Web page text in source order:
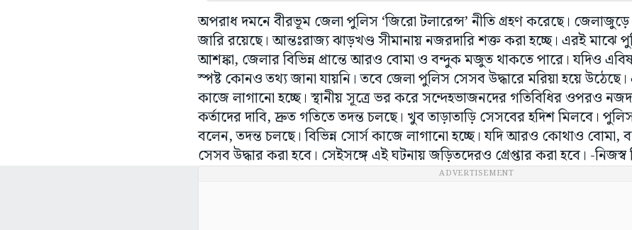
অপরাধ দমনে বীরভূম জেলা পুলিস ‘জিরো টলারেন্স’ নীতি গ্রহণ করেছে। জেলাজুড়ে
জারি রয়েছে। আন্তঃরাজ্য ঝাড়খণ্ড সীমানায় নজরদারি শক্ত করা হচ্ছে। এরই মাঝে
আশঙ্কা, জেলার বিভিন্ন প্রান্তে আরও বোমা ও বন্দুক মজুত থাকতে পারে। যদিও
স্পষ্ট কোনও তথ্য জানা যায়নি। তবে জেলা পুলিস সেসব উদ্ধারে মরিয়া হয়ে উঠেছে।
কাজে লাগানো হচ্ছে। স্থানীয় সূত্রে ভর করে সন্দেহভাজনদের গতিবিধির ওপরও
কর্তাদের দাবি, দ্রুত গতিতে তদন্ত চলছে। খুব তাড়াতাড়ি সেসবের হদিশ মিলবে।
বলেন, তদন্ত চলছে। বিভিন্ন সোর্স কাজে লাগানো হচ্ছে। যদি আরও কোথাও
সেসব উদ্ধার করা হবে। সেইসঙ্গে এই ঘটনায় জড়িতদেরও গ্রেপ্তার করা হবে। -নিজস্ব
ADVERTISEMENT